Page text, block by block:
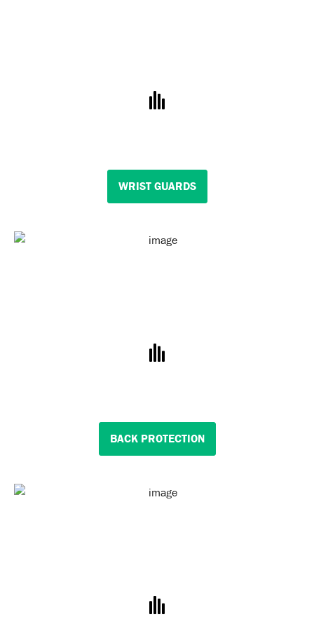
WRIST GUARDS
BACK PROTECTION